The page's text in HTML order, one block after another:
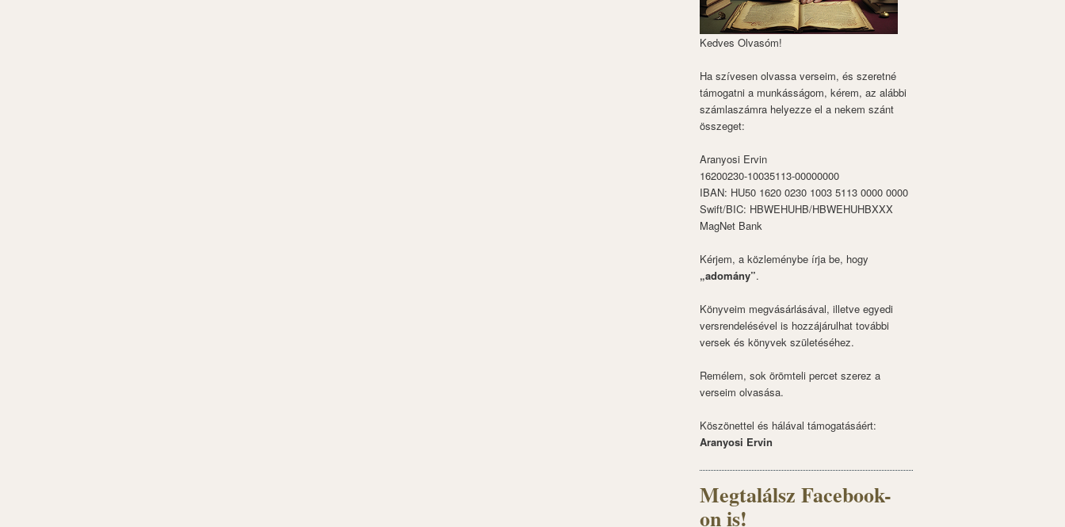
Kedves Olvasóm!
Ha szívesen olvassa verseim, és szeretné
támogatni a munkásságom, kérem, az alábbi
számlaszámra helyezze el a nekem szánt
összeget:
Aranyosi Ervin
16200230-10035113-00000000
IBAN: HU50 1620 0230 1003 5113 0000 0000
Swift/BIC: HBWEHUHB/HBWEHUHBXXX
MagNet Bank
Kérjem, a közleménybe írja be, hogy
„adomány”.
Könyveim megvásárlásával, illetve egyedi
versrendelésével is hozzájárulhat további
versek és könyvek születéséhez.
Remélem, sok örömteli percet szerez a
verseim olvasása.
Köszönettel és hálával támogatásáért:
Aranyosi Ervin
Megtalálsz Facebook-
on is!